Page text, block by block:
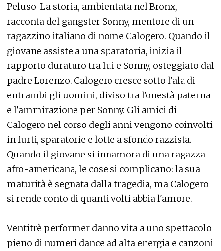
Peluso. La storia, ambientata nel Bronx,
racconta del gangster Sonny, mentore di un
ragazzino italiano di nome Calogero. Quando il
giovane assiste a una sparatoria, inizia il
rapporto duraturo tra lui e Sonny, osteggiato dal
padre Lorenzo. Calogero cresce sotto l'ala di
entrambi gli uomini, diviso tra l'onestà paterna
e l'ammirazione per Sonny. Gli amici di
Calogero nel corso degli anni vengono coinvolti
in furti, sparatorie e lotte a sfondo razzista.
Quando il giovane si innamora di una ragazza
afro-americana, le cose si complicano: la sua
maturità è segnata dalla tragedia, ma Calogero
si rende conto di quanti volti abbia l'amore.
Ventitrè performer danno vita a uno spettacolo
pieno di numeri dance ad alta energia e canzoni